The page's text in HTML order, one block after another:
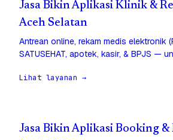
Jasa Bikin Aplikasi Klinik &
Aceh Selatan
Antrean online, rekam medis elektronik
SATUSEHAT, apotek, kasir, & BPJS —
Lihat layanan →
Jasa Bikin Aplikasi Booking &